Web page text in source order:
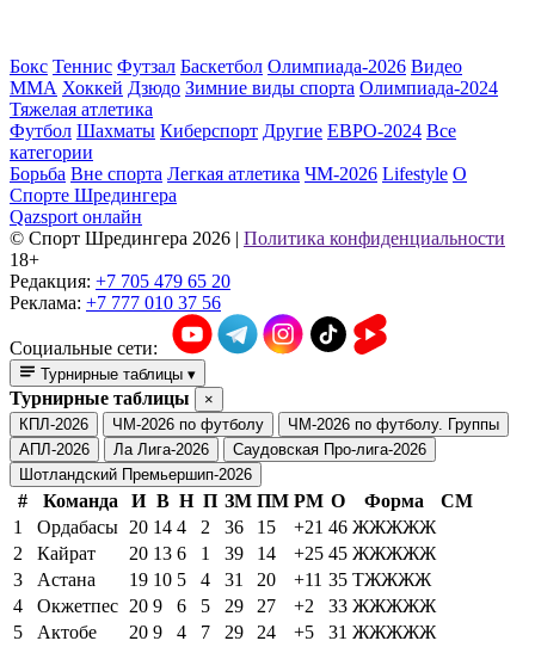
Бокс Теннис Футзал Баскетбол Олимпиада-2026 Видео
ММА Хоккей Дзюдо Зимние виды спорта Олимпиада-2024
Тяжелая атлетика
Футбол Шахматы Киберспорт Другие ЕВРО-2024 Все
категории
Борьба Вне спорта Легкая атлетика ЧМ-2026 Lifestyle О
Спорте Шредингера
Qazsport онлайн
© Cпорт Шредингера 2026 | Политика конфиденциальности
18+
Редакция: +7 705 479 65 20
Реклама: +7 777 010 37 56
Социальные сети:
Турнирные таблицы ▾
Турнирные таблицы
×
КПЛ-2026
ЧМ-2026 по футболу
ЧМ-2026 по футболу. Группы
АПЛ-2026
Ла Лига-2026
Саудовская Про-лига-2026
Шотландский Премьершип-2026
# Команда И В Н П ЗМ ПМ РМ О Форма
СМ
1
Ордабасы 20 14 4 2 36 15 +21 46 ЖЖЖЖЖ
2
Кайрат 20 13 6 1 39 14 +25 45 ЖЖЖЖЖ
3
Астана 19 10 5 4 31 20 +11 35 ТЖЖЖЖ
4
Окжетпес 20 9 6 5 29 27 +2 33 ЖЖЖЖЖ
5
Актобе 20 9 4 7 29 24 +5 31 ЖЖЖЖЖ